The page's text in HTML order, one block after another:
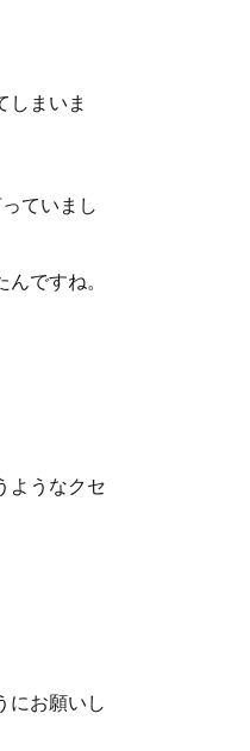
しまいま
ていまし
ですね。
ようなクセ
にお願いし